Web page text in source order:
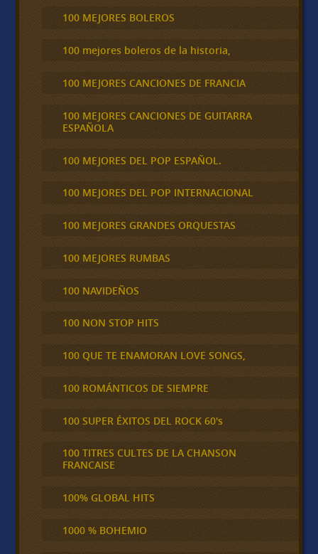
100 MEJORES BOLEROS
100 mejores boleros de la historia,
100 MEJORES CANCIONES DE FRANCIA
100 MEJORES CANCIONES DE GUITARRA
ESPAÑOLA
100 MEJORES DEL POP ESPAÑOL.
100 MEJORES DEL POP INTERNACIONAL
100 MEJORES GRANDES ORQUESTAS
100 MEJORES RUMBAS
100 NAVIDEÑOS
100 NON STOP HITS
100 QUE TE ENAMORAN LOVE SONGS,
100 ROMÁNTICOS DE SIEMPRE
100 SUPER ÉXITOS DEL ROCK 60's
100 TITRES CULTES DE LA CHANSON
FRANCAISE
100% GLOBAL HITS
1000 % BOHEMIO